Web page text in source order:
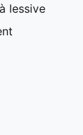
lessive